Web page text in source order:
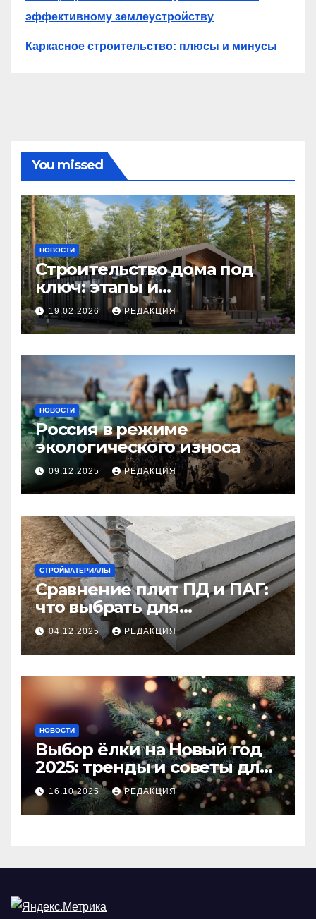
эффективному землеустройству
Каркасное строительство: плюсы и минусы
You missed
НОВОСТИ
Строительство дома под
ключ: этапы и
планирование бюджета
19.02.2026 РЕДАКЦИЯ
НОВОСТИ
Россия в режиме
экологического износа
09.12.2025 РЕДАКЦИЯ
СТРОЙМАТЕРИАЛЫ
Сравнение плит ПД и ПАГ:
что выбрать для
долговечного и прочного
покрытия
04.12.2025 РЕДАКЦИЯ
НОВОСТИ
Выбор ёлки на Новый год
2025: тренды и советы для
идеального праздника
16.10.2025 РЕДАКЦИЯ